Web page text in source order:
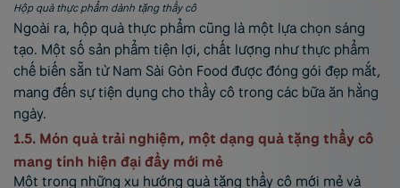
Hộp quà thực phẩm dành tặng thầy cô
Ngoài ra, hộp quà thực phẩm cũng là một lựa chọn sáng
tạo. Một số sản phẩm tiện lợi, chất lượng như thực phẩm
chế biến sẵn từ Nam Sài Gòn Food được đóng gói đẹp mắt,
mang đến sự tiện dụng cho thầy cô trong các bữa ăn hằng
ngày.
1.5. Món quà trải nghiệm, một dạng quà tặng thầy cô
mang tính hiện đại đầy mới mẻ
Một trong những xu hướng quà tặng thầy cô mới mẻ và